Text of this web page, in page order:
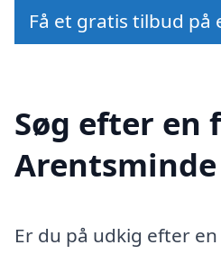
Få et gratis tilbud på
Søg efter en
Er du på udkig efter